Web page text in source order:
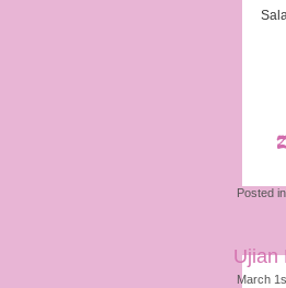
Posted in
Ujian
March